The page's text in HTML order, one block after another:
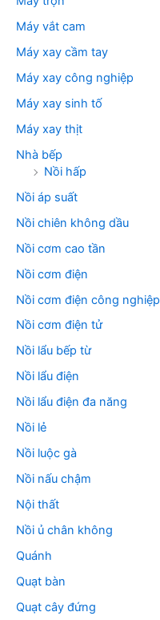
Máy vắt cam
Máy xay cầm tay
Máy xay công nghiệp
Máy xay sinh tố
Máy xay thịt
Nhà bếp
Nồi hấp
Nồi áp suất
Nồi chiên không dầu
Nồi cơm cao tần
Nồi cơm điện
Nồi cơm điện công nghiệp
Nồi cơm điện tử
Nồi lẩu bếp từ
Nồi lẩu điện
Nồi lẩu điện đa năng
Nồi lẻ
Nồi luộc gà
Nồi nấu chậm
Nội thất
Nồi ủ chân không
Quánh
Quạt bàn
Quạt cây đứng